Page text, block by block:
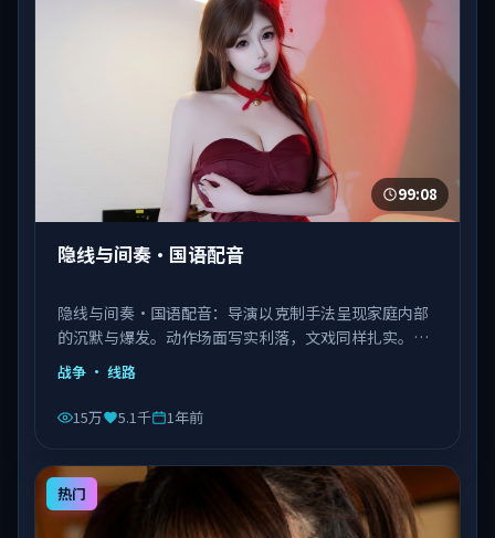
99:08
隐线与间奏·国语配音
隐线与间奏·国语配音：导演以克制手法呈现家庭内部
的沉默与爆发。动作场面写实利落，文戏同样扎实。由
李安执导，王景春、艾伦、赵丽颖等主演，中国大陆出
品，类型为战争。
战争 · 线路
15万 5.1千 1年前
热门